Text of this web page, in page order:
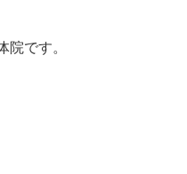
院です。